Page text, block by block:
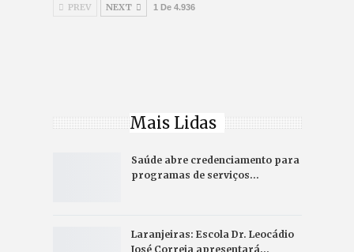
PREV NEXT 1 De 4.936
Mais Lidas
Saúde abre credenciamento para
programas de serviços…
Laranjeiras: Escola Dr. Leocádio
José Correia apresentará…